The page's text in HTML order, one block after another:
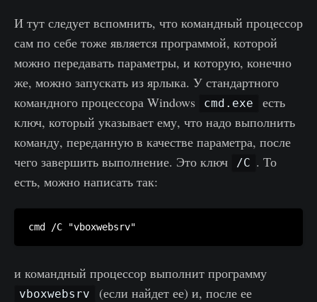
И тут следует вспомнить, что командный процессор
сам по себе тоже является программой, которой
можно передавать параметры, и которую, конечно
же, можно запускать из ярлыка. У стандартного
командного процессора Windows
cmd.exe
есть
ключ, который указывает ему, что надо выполнить
команду, переданную в качестве параметра, после
чего завершить выполнение. Это ключ
/C . То
есть, можно написать так:
и командный процессор выполнит программу
vboxwebsrv
(если найдет ее) и, после ее